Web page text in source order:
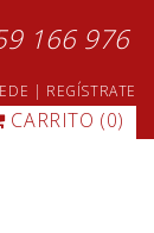
166 976
| REGÍSTRATE
CARRITO (0)